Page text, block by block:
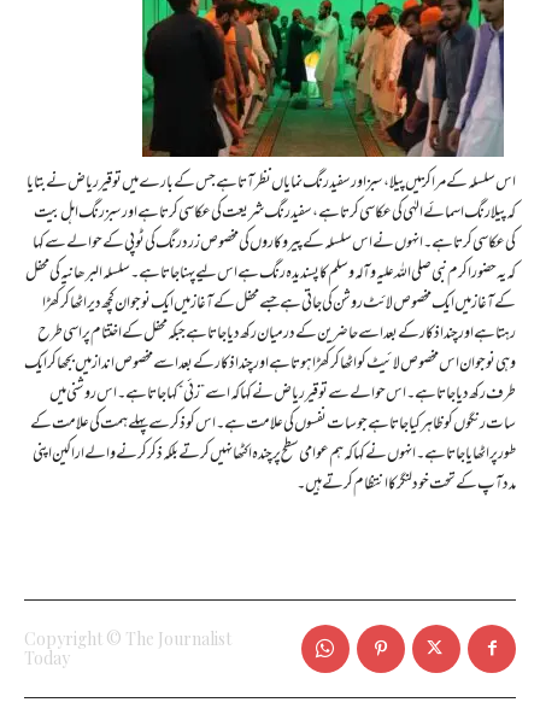
اس سلسلہ کے مراکز میں پیلا، سبز اور سفید رنگ نمایاں نظر آتا ہے جس کے بارے میں توقیر ریاض نے بتایا
کہ پیلا رنگ اسمائے الہٰی کی عکاسی کرتا ہے، سفید رنگ شریعت کی عکاسی کرتا ہے اور سبز رنگ اہل بیت
کی عکاسی کرتا ہے۔انہوں نے اس سلسلہ کے پیروکاروں کی مخصوص زرد رنگ کی ٹوپی کے حوالے سے کہا
کہ یہ حضور اکرم نبی صلی اللہ علیہ وآلہ وسلم کا پسندیدہ رنگ ہے اس لیے پہنا جاتا ہے۔سلسلہ البرھانیہ کی محفل
کے آغاز میں ایک مخصوص لائٹ روشن کی جاتی ہے جسے محفل کے آغاز میں ایک نوجوان کچھ دیر اٹھا کر کھڑا
رہتا ہے اور چند اذکار کے بعد اسے حاضرین کے درمیان رکھ دیا جاتا ہے جبکہ محفل کے اختتام پر اسی طرح
وہی نوجوان اس مخصوص لائیٹ کو اٹھا کر کھڑا ہوتا ہے اور چند اذکار کے بعد اسے مخصوص انداز میں بجھا کر ایک
طرف رکھ دیا جاتا ہے ۔ اس حوالے سے توقیر ریاض نے کہا کہ اسے ”زئی“کہا جاتا ہے۔ اس روشنی میں
سات رنگوں کو ظاہر کیا جاتا ہے جو سات نفسوں کی علامت ہے۔ اس کو ذکر سے پہلے ہمت کی علامت کے
طور پر اٹھایا جاتا ہے۔ انہوں نے کہا کہ ہم عوامی سطح پر چندہ اکٹھا نہیں کرتے بلکہ ذکر کرنے والے اراکین اپنی
مدد آپ کے تحت خود لنگر کا انتظام کرتے ہیں۔
Copyright © The Journalist
Today